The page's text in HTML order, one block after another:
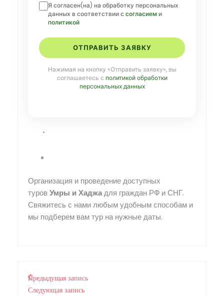
Я согласен(на) на обработку персональных
данных в соответствии с согласиеми
политикой
ОТПРАВИТЬ ЗАЯВКУ
Нажимая на кнопку «Отправить заявку», вы
соглашаетесь с политикой обработки
персональных данных
Организация и проведение доступных
туров Умры и Хаджадля граждан РФ и СНГ.
Свяжитесь с нами любым удобным способам и
мы подберем вам тур на нужные даты.
Предыдущая запись
Следующая запись